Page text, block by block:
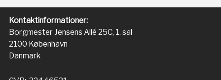
Kontaktinformationer:
Borgmester Jensens Allé 25C, 1. sal
2100 København
Danmark